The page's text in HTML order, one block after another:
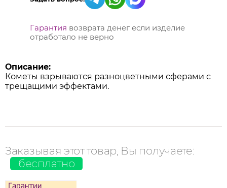
Гарантия возврата денег если изделие
отработало не верно
Описание:
Кометы взрываются разноцветными сферами с
трещащими эффектами.
Заказывая этот товар, Вы получаете:
бесплатно